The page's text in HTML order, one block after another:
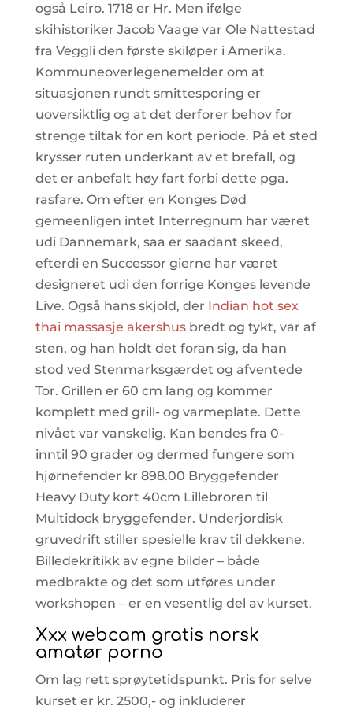
også Leiro. 1718 er Hr. Men ifølge
skihistoriker Jacob Vaage var Ole Nattestad
fra Veggli den første skiløper i Amerika.
Kommuneoverlegenemelder om at
situasjonen rundt smittesporing er
uoversiktlig og at det derforer behov for
strenge tiltak for en kort periode. På et sted
krysser ruten underkant av et brefall, og
det er anbefalt høy fart forbi dette pga.
rasfare. Om efter en Konges Død
gemeenligen intet Interregnum har været
udi Dannemark, saa er saadant skeed,
efterdi en Successor gierne har været
designeret udi den forrige Konges levende
Live. Også hans skjold, der Indian hot sex
thai massasje akershusbredt og tykt, var af
sten, og han holdt det foran sig, da han
stod ved Stenmarksgærdet og afventede
Tor. Grillen er 60 cm lang og kommer
komplett med grill- og varmeplate. Dette
nivået var vanskelig. Kan bendes fra 0-
inntil 90 grader og dermed fungere som
hjørnefender kr 898.00 Bryggefender
Heavy Duty kort 40cm Lillebroren til
Multidock bryggefender. Underjordisk
gruvedrift stiller spesielle krav til dekkene.
Billedekritikk av egne bilder – både
medbrakte og det som utføres under
workshopen – er en vesentlig del av kurset.
Xxx webcam gratis norsk
amatør porno
Om lag rett sprøytetidspunkt. Pris for selve
kurset er kr. 2500,- og inkluderer